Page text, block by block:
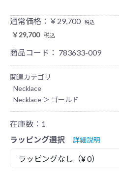
通常価格：￥29,700 税込
￥29,700 税込
商品コード： 783633-009
関連カテゴリ
Necklace
Necklace ＞ ゴールド
在庫数：1
ラッピング選択
詳細説明